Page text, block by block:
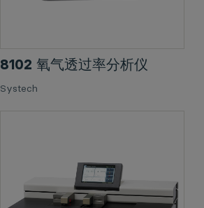
8102 氧气透过率分析仪
Systech